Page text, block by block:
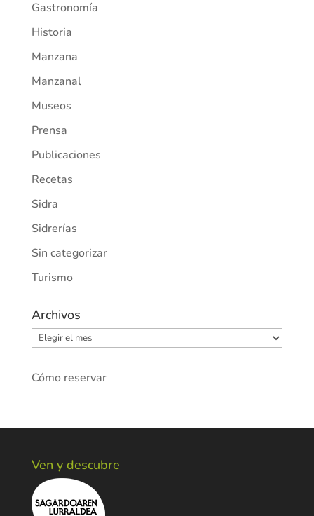
Gastronomía
Historia
Manzana
Manzanal
Museos
Prensa
Publicaciones
Recetas
Sidra
Sidrerías
Sin categorizar
Turismo
Archivos
Archivos
Cómo reservar
Ven y descubre